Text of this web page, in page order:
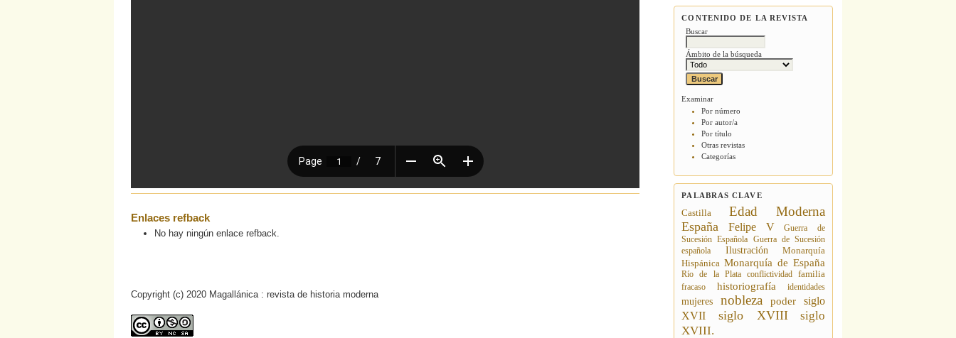
CONTENIDO DE LA REVISTA
Buscar
Ámbito de la búsqueda
Examinar
Por número
Por autor/a
Por título
Otras revistas
Categorías
PALABRAS CLAVE
Castilla Edad Moderna
España Felipe V
Guerra de
Sucesión Española Guerra de Sucesión
española
Ilustración
Monarquía
Hispánica Monarquía de España
Río de la Plata conflictividad familia
fracaso
historiografía identidades
mujeres nobleza poder
siglo
XVII
siglo XVIII
siglo
XVIII.
Enlaces refback
No hay ningún enlace refback.
Copyright (c) 2020 Magallánica : revista de historia moderna